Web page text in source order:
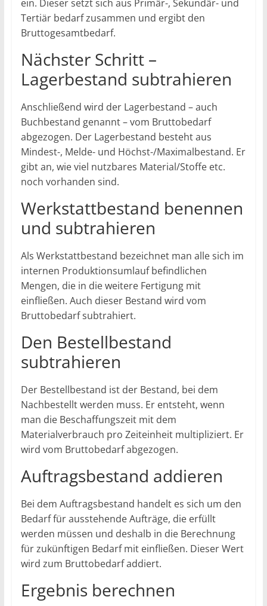
ein. Dieser setzt sich aus Primär-, Sekundär- und
Tertiär bedarf zusammen und ergibt den
Bruttogesamtbedarf.
Nächster Schritt –
Lagerbestand subtrahieren
Anschließend wird der Lagerbestand – auch
Buchbestand genannt – vom Bruttobedarf
abgezogen. Der Lagerbestand besteht aus
Mindest-, Melde- und Höchst-/Maximalbestand. Er
gibt an, wie viel nutzbares Material/Stoffe etc.
noch vorhanden sind.
Werkstattbestand benennen
und subtrahieren
Als Werkstattbestand bezeichnet man alle sich im
internen Produktionsumlauf befindlichen
Mengen, die in die weitere Fertigung mit
einfließen. Auch dieser Bestand wird vom
Bruttobedarf subtrahiert.
Den Bestellbestand
subtrahieren
Der Bestellbestand ist der Bestand, bei dem
Nachbestellt werden muss. Er entsteht, wenn
man die Beschaffungszeit mit dem
Materialverbrauch pro Zeiteinheit multipliziert. Er
wird vom Bruttobedarf abgezogen.
Auftragsbestand addieren
Bei dem Auftragsbestand handelt es sich um den
Bedarf für ausstehende Aufträge, die erfüllt
werden müssen und deshalb in die Berechnung
für zukünftigen Bedarf mit einfließen. Dieser Wert
wird zum Bruttobedarf addiert.
Ergebnis berechnen